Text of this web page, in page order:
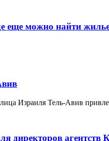
еще можно найти
Израиля Тель-Авив
директоров